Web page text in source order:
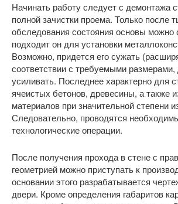
Начинать работу следует с демонтажа
полной зачистки проема. Только после
обследования состояния основы можно
подходит он для установки
Возможно, придется его сужать
соответствии с требуемыми
усиливать. Последнее характерно для
ячеистых бетонов, древесины, а также
материалов при значительной степени
Следовательно, проводятся
технологические операции.
После получения прохода в стене с
геометрией можно приступать к
основании этого разрабатывается
двери. Кроме определения габаритов